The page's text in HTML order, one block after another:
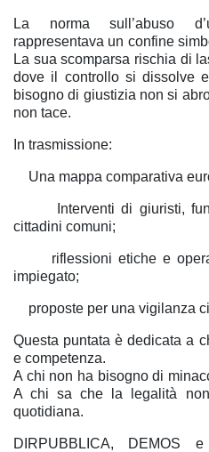
La norma sull’abuso
rappresentava un confine
La sua scomparsa rischia di
dove il controllo si dissolve
bisogno di giustizia non si
non tace.
In trasmissione:
Una mappa comparativa
Interventi di giuristi,
cittadini comuni;
riflessioni etiche e
impiegato;
proposte per una vigilanza
Questa puntata è dedicata a
e competenza.
A chi non ha bisogno di
A chi sa che la legalità
quotidiana.
DIRPUBBLICA,